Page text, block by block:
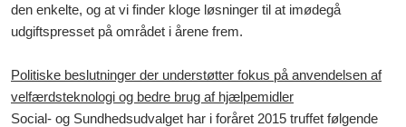
den enkelte, og at vi finder kloge løsninger til at imødegå
udgiftspresset på området i årene frem.
Politiske beslutninger der understøtter fokus på anvendelsen af
velfærdsteknologi og bedre brug af hjælpemidler
Social- og Sundhedsudvalget har i foråret 2015 truffet følgende